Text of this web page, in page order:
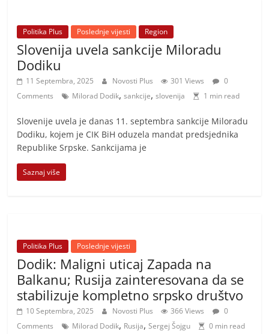
Politika Plus Poslednje vijesti Region
Slovenija uvela sankcije Miloradu
Dodiku
11 Septembra, 2025 Novosti Plus 301 Views
0
Comments
Milorad Dodik,sankcije,slovenija 1 min read
Slovenije uvela je danas 11. septembra sankcije Miloradu
Dodiku, kojem je CIK BiH oduzela mandat predsjednika
Republike Srpske. Sankcijama je
Saznaj više
Politika Plus Poslednje vijesti
Dodik: Maligni uticaj Zapada na
Balkanu; Rusija zainteresovana da se
stabilizuje kompletno srpsko društvo
10 Septembra, 2025 Novosti Plus 366 Views
0
Comments
Milorad Dodik, Rusija,Sergej Šojgu 0 min read